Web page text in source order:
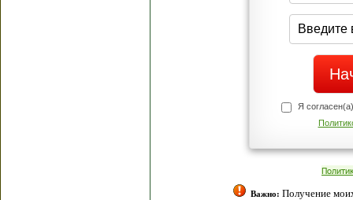
Я
Важно: Получение